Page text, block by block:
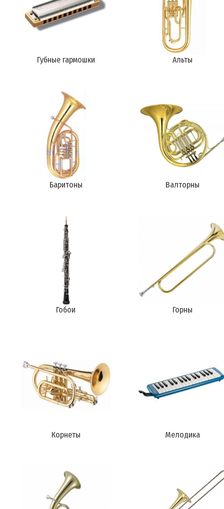
Губные гармошки Альты
Баритоны Валторны
Гобои Горны
Корнеты Мелодика